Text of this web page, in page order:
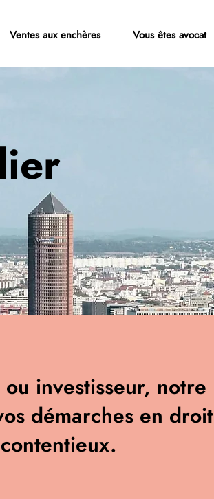
Ventes aux enchères Vous êtes avocat
investisseur, notre
démarches en droit